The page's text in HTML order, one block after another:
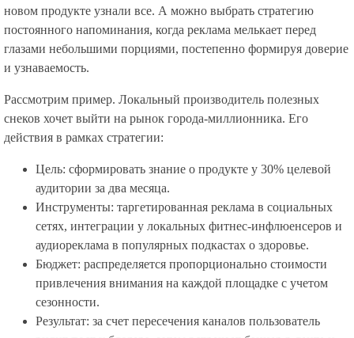
новом продукте узнали все. А можно выбрать стратегию
постоянного напоминания, когда реклама мелькает перед
глазами небольшими порциями, постепенно формируя доверие
и узнаваемость.
Рассмотрим пример. Локальный производитель полезных
снеков хочет выйти на рынок города-миллионника. Его
действия в рамках стратегии:
Цель: сформировать знание о продукте у 30% целевой
аудитории за два месяца.
Инструменты: таргетированная реклама в социальных
сетях, интеграции у локальных фитнес-инфлюенсеров и
аудиореклама в популярных подкастах о здоровье.
Бюджет: распределяется пропорционально стоимости
привлечения внимания на каждой площадке с учетом
сезонности.
Результат: за счет пересечения каналов пользователь